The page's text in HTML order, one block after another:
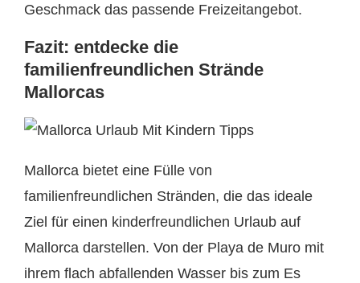
Geschmack das passende Freizeitangebot.
Fazit: entdecke die
familienfreundlichen Strände
Mallorcas
Mallorca bietet eine Fülle von
familienfreundlichen Stränden, die das ideale
Ziel für einen kinderfreundlichen Urlaub auf
Mallorca darstellen. Von der Playa de Muro mit
ihrem flach abfallenden Wasser bis zum Es